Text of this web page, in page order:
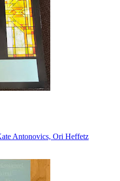
Antonovics, Ori Heffetz